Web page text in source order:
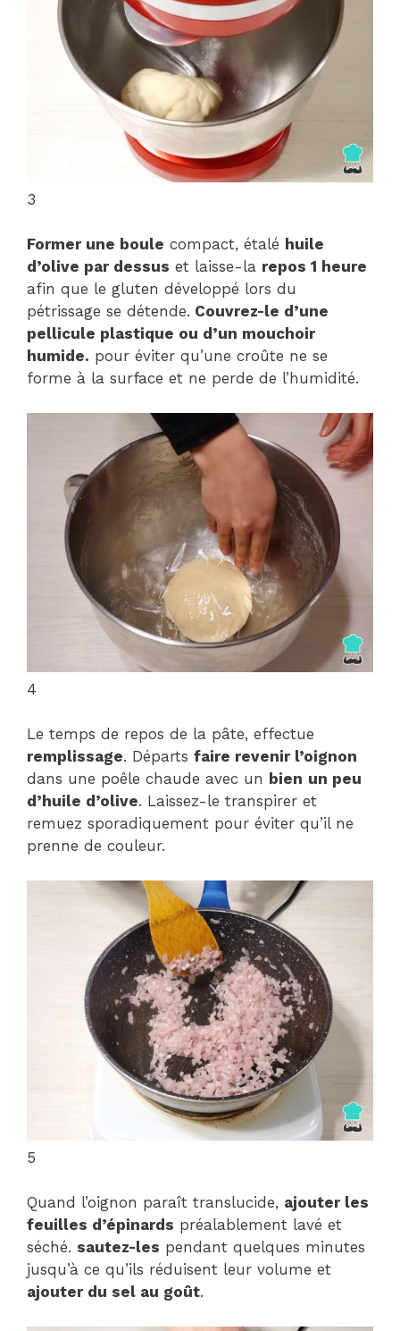
3
Former une boule compact, étalé huile
d’olive par dessus et laisse-la repos 1 heure
afin que le gluten développé lors du
pétrissage se détende. Couvrez-le d’une
pellicule plastique ou d’un mouchoir
humide. pour éviter qu’une croûte ne se
forme à la surface et ne perde de l’humidité.
4
Le temps de repos de la pâte, effectue
remplissage. Départs faire revenir l’oignon
dans une poêle chaude avec un bien un peu
d’huile d’olive. Laissez-le transpirer et
remuez sporadiquement pour éviter qu’il ne
prenne de couleur.
5
Quand l’oignon paraît translucide, ajouter les
feuilles d’épinards préalablement lavé et
séché. sautez-les pendant quelques minutes
jusqu’à ce qu’ils réduisent leur volume et
ajouter du sel au goût.